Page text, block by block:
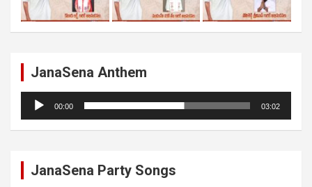
JanaSena Anthem
Audio
Player
00:00 03:02
JanaSena Party Songs